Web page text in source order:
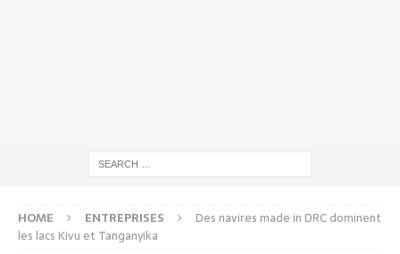
HOME ENTREPRISES
Des navires made in DRC dominent
les lacs Kivu et Tanganyika